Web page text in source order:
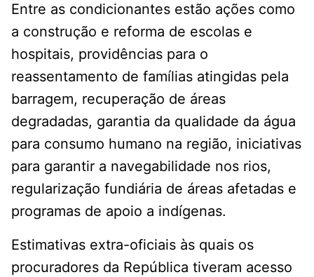
Entre as condicionantes estão ações como
a construção e reforma de escolas e
hospitais, providências para o
reassentamento de famílias atingidas pela
barragem, recuperação de áreas
degradadas, garantia da qualidade da água
para consumo humano na região, iniciativas
para garantir a navegabilidade nos rios,
regularização fundiária de áreas afetadas e
programas de apoio a indígenas.
Estimativas extra-oficiais às quais os
procuradores da República tiveram acesso